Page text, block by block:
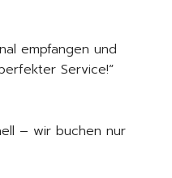
empfangen und
Service!“
– wir buchen nur